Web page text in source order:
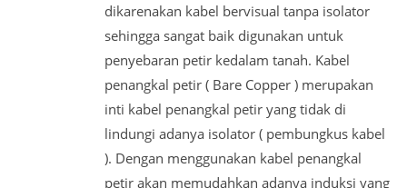
dikarenakan kabel bervisual tanpa isolator
sehingga sangat baik digunakan untuk
penyebaran petir kedalam tanah. Kabel
penangkal petir ( Bare Copper ) merupakan
inti kabel penangkal petir yang tidak di
lindungi adanya isolator ( pembungkus kabel
). Dengan menggunakan kabel penangkal
petir akan memudahkan adanya induksi yang